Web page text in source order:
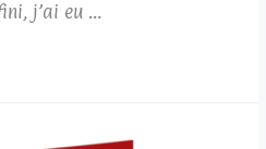
j’ai eu …